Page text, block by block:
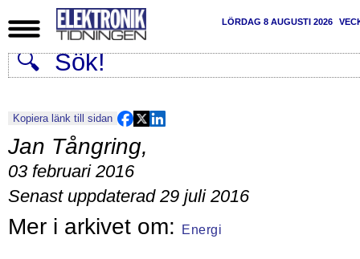
LÖRDAG 8 AUGUSTI 2026
Kopiera länk till sidan
Jan Tångring,
03 februari 2016
Senast uppdaterad 29 juli 2016
Energi